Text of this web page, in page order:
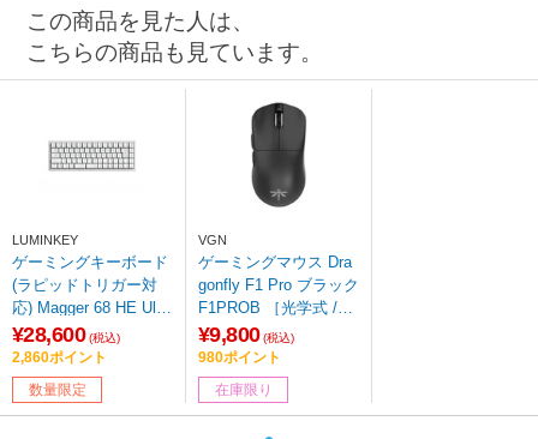
この商品を見た人は、
こちらの商品も見ています。
LUMINKEY
ゲーミングキーボード
(ラピッドトリガー対
応) Magger 68 HE Ultr
a LuxWhite HL0170200
11 ［有線 /日本語配列
/磁気スイッチ］ 【sof
001】
¥28,600 (税込)
2,860ポイント
数量限定
VGN
ゲーミングマウス Dra
gonfly F1 Pro ブラック
F1PROB ［光学式 /有
線／無線(ワイヤレス) /
5ボタン /USB］ 【86
4】
¥9,800 (税込)
980ポイント
在庫限り